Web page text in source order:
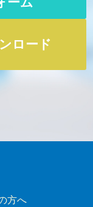
ロード
方へ